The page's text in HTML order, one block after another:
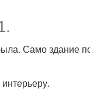
Само здание